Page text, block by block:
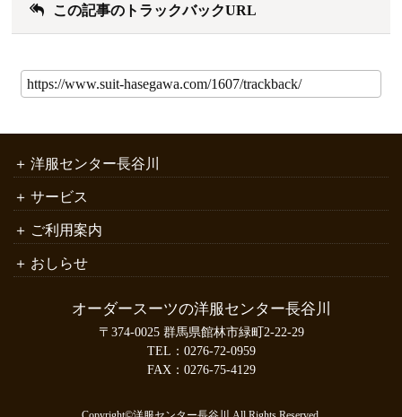
この記事のトラックバックURL
洋服センター長谷川
サービス
ご利用案内
おしらせ
オーダースーツの洋服センター長谷川
〒374-0025 群馬県館林市緑町2-22-29
TEL： 0276-72-0959
FAX：0276-75-4129